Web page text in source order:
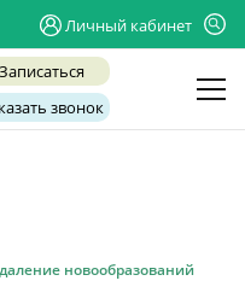
Личный кабинет
Записаться
звонок
новообразований